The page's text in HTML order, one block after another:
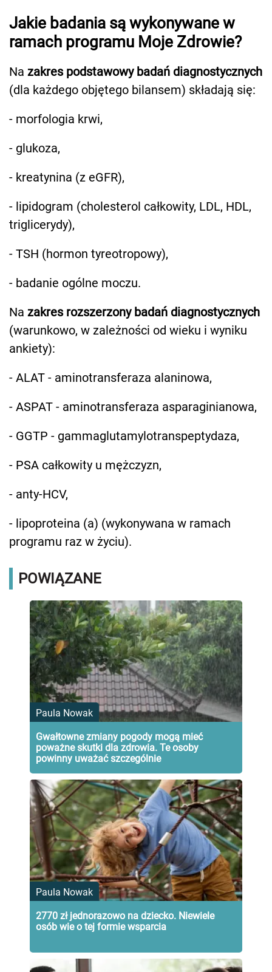
Jakie badania są wykonywane w
ramach programu Moje Zdrowie?
Na zakres podstawowy badań diagnostycznych
(dla każdego objętego bilansem) składają się:
- morfologia krwi,
- glukoza,
- kreatynina (z eGFR),
- lipidogram (cholesterol całkowity, LDL, HDL,
triglicerydy),
- TSH (hormon tyreotropowy),
- badanie ogólne moczu.
Na zakres rozszerzony badań diagnostycznych
(warunkowo, w zależności od wieku i wyniku
ankiety):
- ALAT - aminotransferaza alaninowa,
- ASPAT - aminotransferaza asparaginianowa,
- GGTP - gammaglutamylotranspeptydaza,
- PSA całkowity u mężczyzn,
- anty-HCV,
- lipoproteina (a) (wykonywana w ramach
programu raz w życiu).
POWIĄZANE
Paula Nowak
Gwałtowne zmiany pogody mogą mieć
poważne skutki dla zdrowia. Te osoby
powinny uważać szczególnie
Paula Nowak
2770 zł jednorazowo na dziecko. Niewiele
osób wie o tej formie wsparcia